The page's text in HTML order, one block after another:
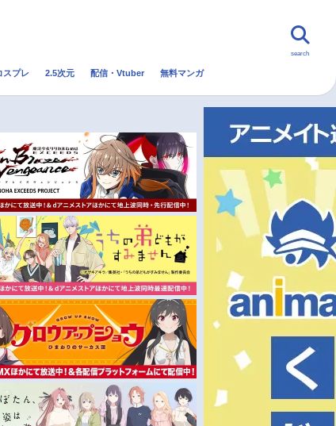
トレンド 無料マンガ
秋アニメ
冬アニメ
search
スプレ 2.5次元 配信・Vtuber 無料マンガ